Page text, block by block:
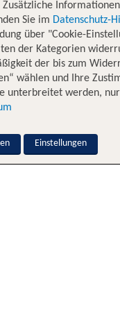
Zusätzliche
Sie im Datenschutz-
über "Cookie-
der Kategorien
der bis zum
wählen und Ihre
unterbreitet werden,
Einstellungen